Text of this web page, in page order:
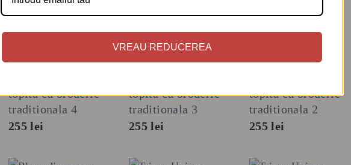
BLUZE
topita cu broderie
traditionala 4
255lei
BLUZE
topita cu broderie
traditionala 3
255lei
BLUZE
topita cu broderie
traditionala 2
255lei
VREAU REDUCEREA